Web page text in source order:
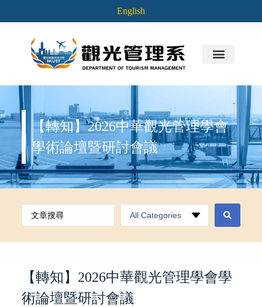
English
【轉知】2026中華觀光管理學會
學術論壇暨研討會議
【轉知】2026中華觀光管理學會學
術論壇暨研討會議